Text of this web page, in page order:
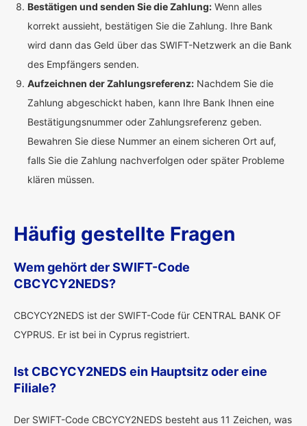
Bestätigen und senden Sie die Zahlung: Wenn alles
korrekt aussieht, bestätigen Sie die Zahlung. Ihre Bank
wird dann das Geld über das SWIFT-Netzwerk an die Bank
des Empfängers senden.
Aufzeichnen der Zahlungsreferenz: Nachdem Sie die
Zahlung abgeschickt haben, kann Ihre Bank Ihnen eine
Bestätigungsnummer oder Zahlungsreferenz geben.
Bewahren Sie diese Nummer an einem sicheren Ort auf,
falls Sie die Zahlung nachverfolgen oder später Probleme
klären müssen.
Häufig gestellte Fragen
Wem gehört der SWIFT-Code
CBCYCY2NEDS?
CBCYCY2NEDS ist der SWIFT-Code für CENTRAL BANK OF
CYPRUS. Er ist bei in Cyprus registriert.
Ist CBCYCY2NEDS ein Hauptsitz oder eine
Filiale?
Der SWIFT-Code CBCYCY2NEDS besteht aus 11 Zeichen, was